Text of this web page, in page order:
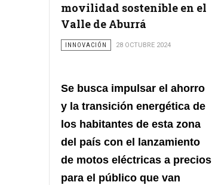
movilidad sostenible en el
Valle de Aburrá
INNOVACIÓN 28 OCTUBRE 2024
Se busca impulsar el ahorro
y la transición energética de
los habitantes de esta zona
del país con el lanzamiento
de motos eléctricas a precios
para el público que van